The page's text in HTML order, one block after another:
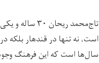
تاج‌محمد
است، نه تنها در قندهار بلکه
سال‌ها است که این فرهنگ